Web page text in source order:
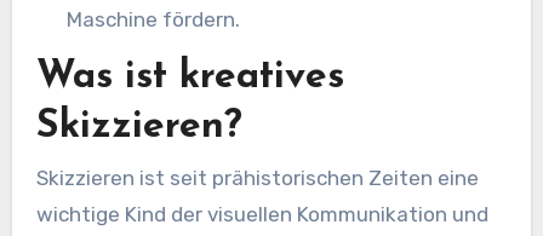
Maschine fördern.
Was ist kreatives
Skizzieren?
Skizzieren ist seit prähistorischen Zeiten eine
wichtige Kind der visuellen Kommunikation und